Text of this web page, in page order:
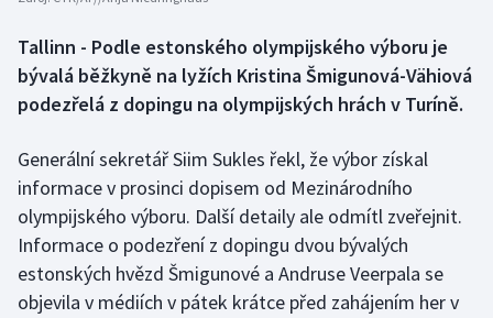
Box
Dostihy
Florbal
Futsal
Tallinn - Podle estonského olympijského výboru je
bývalá běžkyně na lyžích Kristina Šmigunová-Vähiová
podezřelá z dopingu na olympijských hrách v Turíně.
Generální sekretář Siim Sukles řekl, že výbor získal
informace v prosinci dopisem od Mezinárodního
olympijského výboru. Další detaily ale odmítl zveřejnit.
Informace o podezření z dopingu dvou bývalých
estonských hvězd Šmigunové a Andruse Veerpala se
objevila v médiích v pátek krátce před zahájením her v